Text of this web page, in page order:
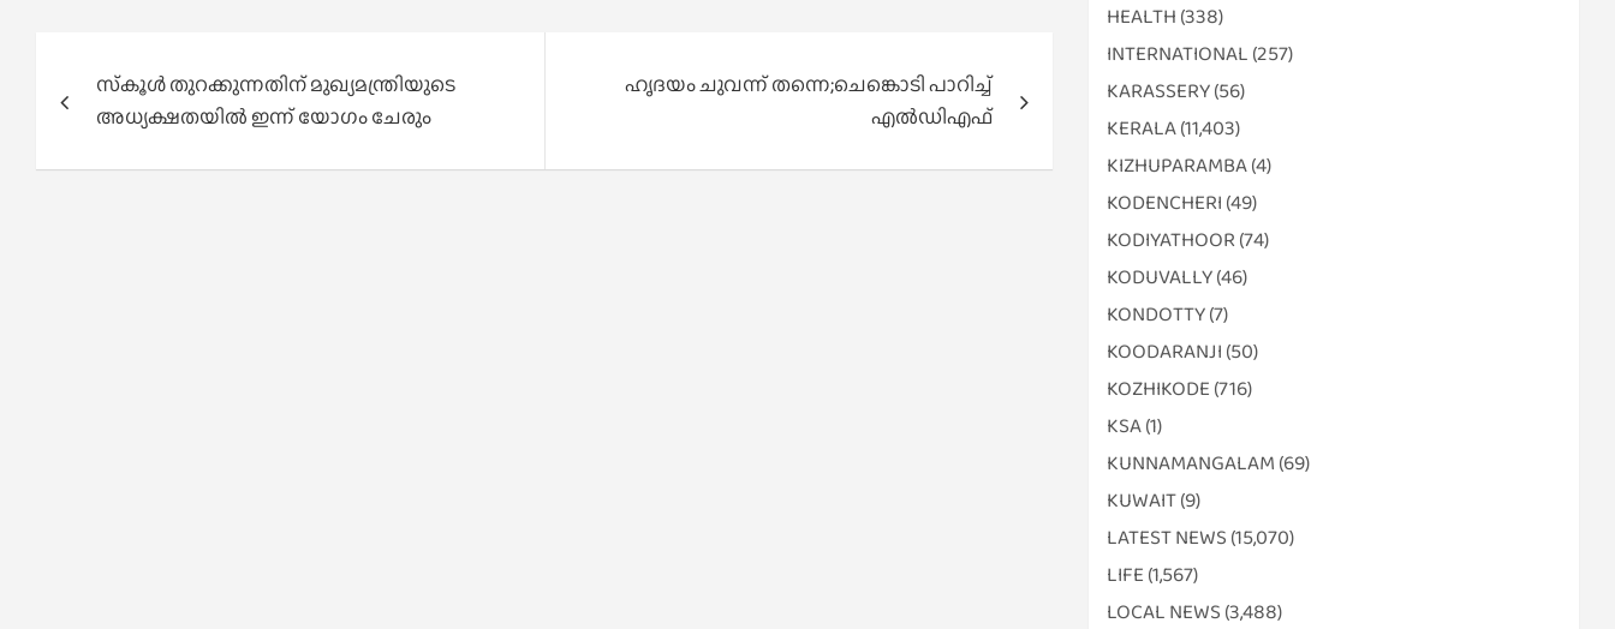
navigation
സ്‌കൂൾ തുറക്കുന്നതിന് മുഖ്യമന്ത്രിയുടെ
അധ്യക്ഷതയിൽ ഇന്ന് യോഗം ചേരും
ഹൃദയം ചുവന്ന് തന്നെ;ചെങ്കൊടി പാറിച്ച്
എല്‍ഡിഎഫ്
HEALTH (338)
INTERNATIONAL (257)
KARASSERY(56)
KERALA(11,403)
KIZHUPARAMBA(4)
KODENCHERI (49)
KODIYATHOOR (74)
KODUVALLY(46)
KONDOTTY(7)
KOODARANJI (50)
KOZHIKODE (716)
KSA(1)
KUNNAMANGALAM (69)
KUWAIT(9)
LATEST NEWS (15,070)
LIFE (1,567)
LOCAL NEWS (3,488)